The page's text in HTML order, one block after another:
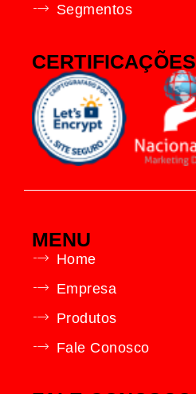
Segmentos
CERTIFICAÇÕES
MENU
Home
Empresa
Produtos
Fale Conosco